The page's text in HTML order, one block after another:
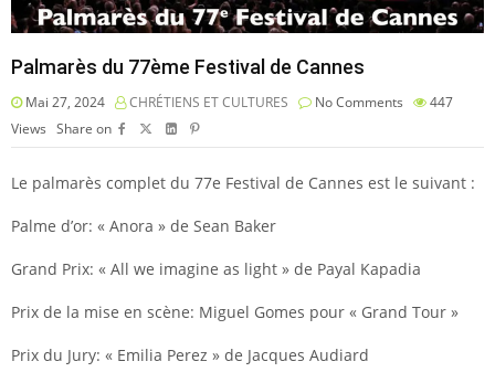
Palmarès du 77ème Festival de Cannes
Mai 27, 2024 CHRÉTIENS ET CULTURES No Comments
447
Views Share on
Le palmarès complet du 77e Festival de Cannes est le suivant :
Palme d’or: « Anora » de Sean Baker
Grand Prix: « All we imagine as light » de Payal Kapadia
Prix de la mise en scène: Miguel Gomes pour « Grand Tour »
Prix du Jury: « Emilia Perez » de Jacques Audiard